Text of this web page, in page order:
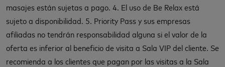
masajes están sujetas a pago. 4. El uso de Be Relax está
sujeto a disponibilidad. 5. Priority Pass y sus empresas
afiliadas no tendrán responsabilidad alguna si el valor de la
oferta es inferior al beneficio de visita a Sala VIP del cliente. Se
recomienda a los clientes que pagan por las visitas a la Sala